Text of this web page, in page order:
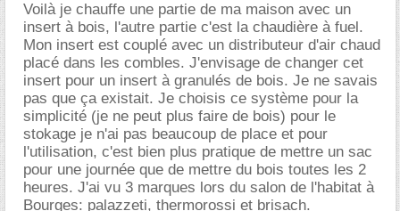
Voilà je chauffe une partie de ma maison avec un
insert à bois, l'autre partie c'est la chaudière à fuel.
Mon insert est couplé avec un distributeur d'air chaud
placé dans les combles. J'envisage de changer cet
insert pour un insert à granulés de bois. Je ne savais
pas que ça existait. Je choisis ce système pour la
simplicité (je ne peut plus faire de bois) pour le
stokage je n'ai pas beaucoup de place et pour
l'utilisation, c'est bien plus pratique de mettre un sac
pour une journée que de mettre du bois toutes les 2
heures. J'ai vu 3 marques lors du salon de l'habitat à
Bourges: palazzeti, thermorossi et brisach.